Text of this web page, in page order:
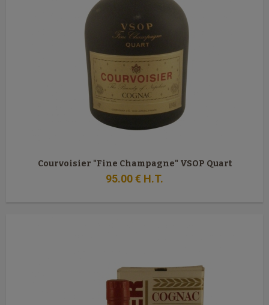
Courvoisier "Fine Champagne" VSOP Quart
95.00€ H.T.